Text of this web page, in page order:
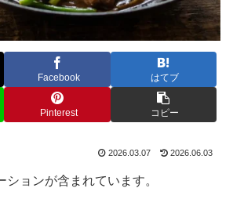
Facebook はてブ
Pinterest コピー
2026.03.07 2026.06.03
ョンが含まれています。